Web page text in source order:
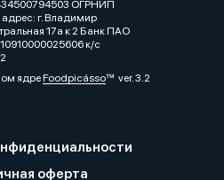
ОГРНИП
г. Владимир
17а к 2 Банк ПАО
к/с
ядреFoodpicássover. 3.2
оферта